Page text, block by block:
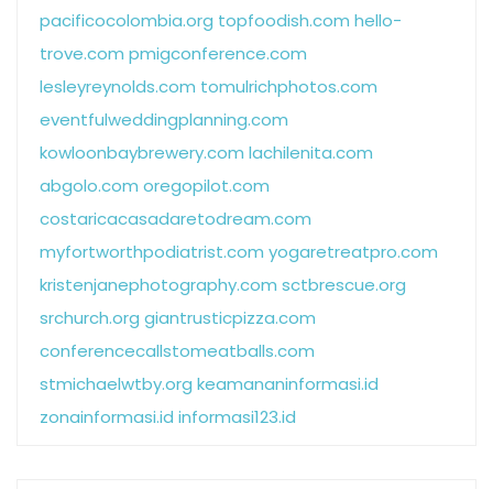
pacificocolombia.org topfoodish.com hello-
trove.com pmigconference.com
lesleyreynolds.com tomulrichphotos.com
eventfulweddingplanning.com
kowloonbaybrewery.com lachilenita.com
abgolo.com oregopilot.com
costaricacasadaretodream.com
myfortworthpodiatrist.com yogaretreatpro.com
kristenjanephotography.com sctbrescue.org
srchurch.org giantrusticpizza.com
conferencecallstomeatballs.com
stmichaelwtby.org keamananinformasi.id
zonainformasi.id informasi123.id